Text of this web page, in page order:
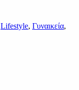
Lifestyle, Γυναικεία,